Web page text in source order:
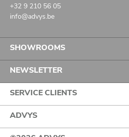
+32 9 210 56 05
info@advys.be
SHOWROOMS
NEWSLETTER
SERVICE CLIENTS
ADVYS